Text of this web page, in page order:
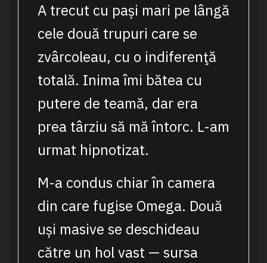
A trecut cu pași mari pe lângă
cele două trupuri care se
zvârcoleau, cu o indiferenţă
totală. Inima îmi bătea cu
putere de teamă, dar era
prea târziu să mă întorc. L-am
urmat hipnotizat.
M-a condus chiar în camera
din care fugise Omega. Două
uși masive se deschideau
către un hol vast — sursa